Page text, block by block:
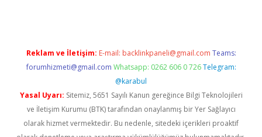
Reklam ve İletişim: E-mail: backlinkpaneli@gmail.com Teams:
forumhizmeti@gmail.com Whatsapp: 0262 606 0 726 Telegram:
@karabul
Yasal Uyarı: Sitemiz, 5651 Sayılı Kanun gereğince Bilgi Teknolojileri
ve İletişim Kurumu (BTK) tarafından onaylanmış bir Yer Sağlayıcı
olarak hizmet vermektedir. Bu nedenle, sitedeki içerikleri proaktif